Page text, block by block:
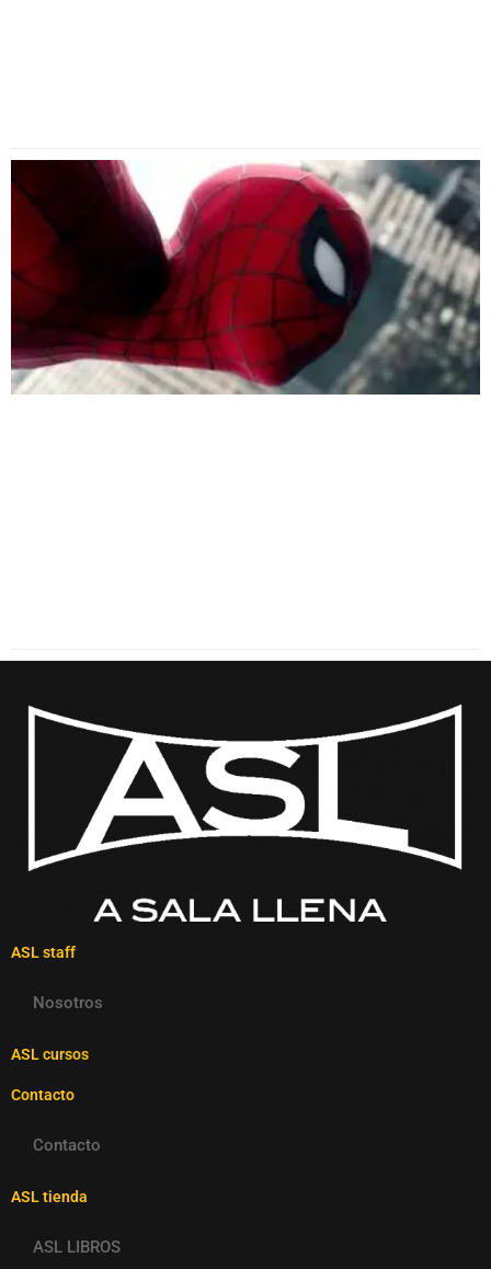
ASL staff
Nosotros
ASL cursos
Contacto
Contacto
ASL tienda
ASL LIBROS